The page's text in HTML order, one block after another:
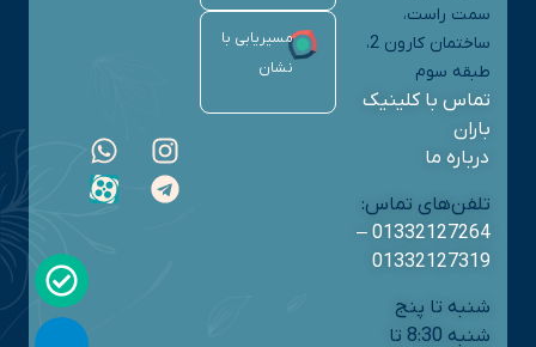
سمت راست،
ساختمان کارون 2،
طبقه سوم
تماس با کلینیک
باران
درباره ما
تلفن‌های تماس:
01332127264
–
01332127319
شنبه تا پنج
شنبه 8:30 تا
مسیریابی با
نشان